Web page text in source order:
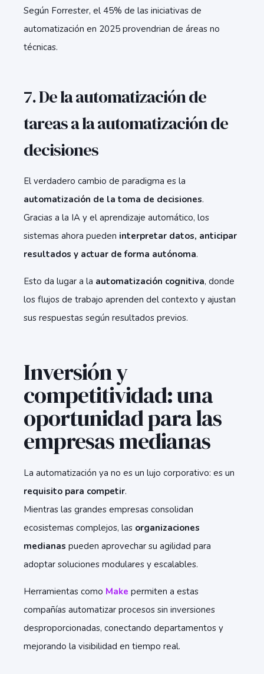
Según Forrester, el 45% de las iniciativas de
automatización en 2025 provendrian de áreas no
técnicas.
7. De la automatización de
tareas a la automatización de
decisiones
El verdadero cambio de paradigma es la
automatización de la toma de decisiones.
Gracias a la IA y el aprendizaje automático, los
sistemas ahora pueden interpretar datos, anticipar
resultados y actuar de forma autónoma.
Esto da lugar a la automatización cognitiva, donde
los flujos de trabajo aprenden del contexto y ajustan
sus respuestas según resultados previos.
Inversión y
competitividad: una
oportunidad para las
empresas medianas
La automatización ya no es un lujo corporativo: es un
requisito para competir.
Mientras las grandes empresas consolidan
ecosistemas complejos, las organizaciones
medianas pueden aprovechar su agilidad para
adoptar soluciones modulares y escalables.
Herramientas como Make permiten a estas
compañías automatizar procesos sin inversiones
desproporcionadas, conectando departamentos y
mejorando la visibilidad en tiempo real.